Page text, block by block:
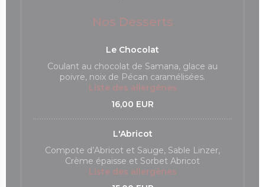
Nos Desserts
Le Chocolat
Coulant au chocolat de Samana, glace au
poivre, noix de Pécan caramélisées.
Liste des allergènes
16,00 EUR
L'Abricot
Compote d’Abricot et Sauge, Sable Linzer,
Crème épaisse et Sorbet Abricot
Liste des allergènes